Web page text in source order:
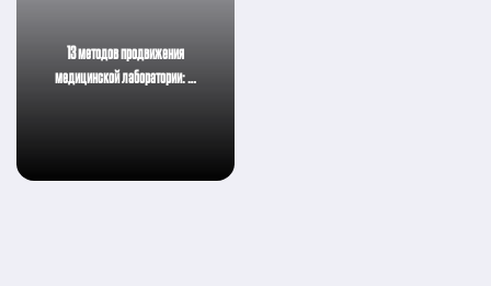
13 методов продвижения
медицинской лаборатории: …